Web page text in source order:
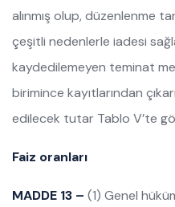
alınmış olup, düzenlenme
çeşitli nedenlerle iadesi
kaydedilemeyen teminat
birimince kayıtlarından
edilecek tutar Tablo V’te
Faiz oranları
MADDE 13 – (1) Genel